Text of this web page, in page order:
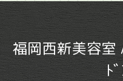
福岡西新美容
ﾄ